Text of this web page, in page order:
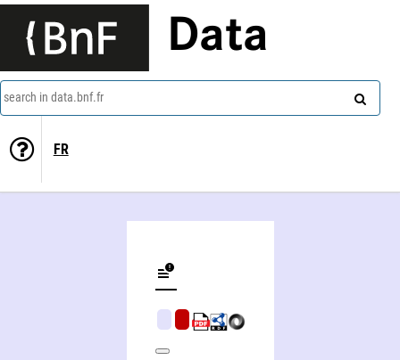
Data
search in data.bnf.fr
FR